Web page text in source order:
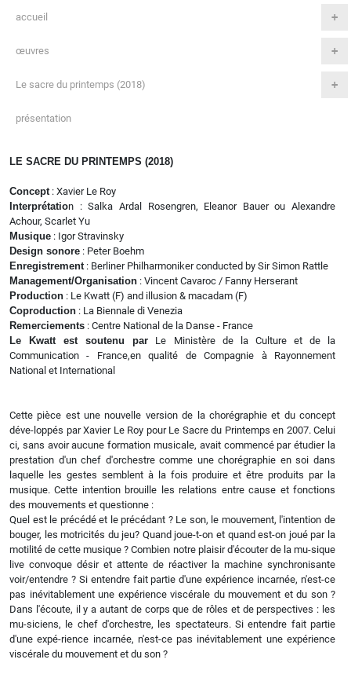
accueil
œuvres
Le sacre du printemps (2018)
présentation
LE SACRE DU PRINTEMPS (2018)
Concept: Xavier Le Roy
Interprétation : Salka Ardal Rosengren, Eleanor Bauer ou Alexandre
Achour, Scarlet Yu
Musique : Igor Stravinsky
Design sonore : Peter Boehm
Enregistrement: Berliner Philharmoniker conducted by Sir Simon Rattle
Management/Organisation : Vincent Cavaroc / Fanny Herserant
Production : Le Kwatt (F) and illusion & macadam (F)
Coproduction : La Biennale di Venezia
Remerciements : Centre National de la Danse - France
Le Kwatt est soutenu par Le Ministère de la Culture et de la
Communication - France,en qualité de Compagnie à Rayonnement
National et International
Cette pièce est une nouvelle version de la chorégraphie et du concept
déve-loppés par Xavier Le Roy pour Le Sacre du Printemps en 2007. Celui
ci, sans avoir aucune formation musicale, avait commencé par étudier la
prestation d'un chef d'orchestre comme une chorégraphie en soi dans
laquelle les gestes semblent à la fois produire et être produits par la
musique. Cette intention brouille les relations entre cause et fonctions
des mouvements et questionne :
Quel est le précédé et le précédant ? Le son, le mouvement, l'intention de
bouger, les motricités du jeu? Quand joue-t-on et quand est-on joué par la
motilité de cette musique ? Combien notre plaisir d'écouter de la mu-sique
live convoque désir et attente de réactiver la machine synchronisante
voir/entendre ? Si entendre fait partie d'une expérience incarnée, n'est-ce
pas inévitablement une expérience viscérale du mouvement et du son ?
Dans l'écoute, il y a autant de corps que de rôles et de perspectives : les
mu-siciens, le chef d'orchestre, les spectateurs. Si entendre fait partie
d'une expé-rience incarnée, n'est-ce pas inévitablement une expérience
viscérale du mouvement et du son ?